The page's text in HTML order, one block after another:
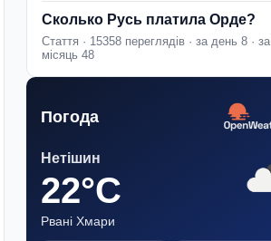
Сколько Русь платила Орде?
Стаття · 15358 переглядів · за день 8 · за
місяць 48
Погода
Нетішин
22°C
Рвані Хмари